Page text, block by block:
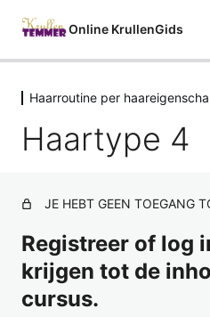
Online KrullenGids
Welkom
1 les
Curly Girl Methode
Haareigenschappen
Voor het wassen
2 lessen
Reinigen
2 lessen
Haarroutine per
Haartype 4
JE HEBT GEEN TOEGANG
Registreer of log
krijgen tot de
cursus.